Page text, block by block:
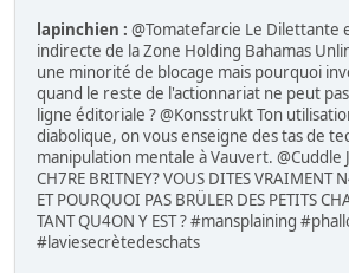
lapinchien : @Tomatefarcie Le Dilettante
indirecte de la Zone Holding Bahamas
une minorité de blocage mais pourquoi
quand le reste de l'actionnariat ne peut
ligne éditoriale ? @Konsstrukt Ton
diabolique, on vous enseigne des tas de
manipulation mentale à Vauvert. @Cuddle
CH7RE BRITNEY? VOUS DITES VRAIMENT
ET POURQUOI PAS BRÜLER DES PETITS
TANT QU4ON Y EST ? #mansplaining
#laviesecrètedeschats